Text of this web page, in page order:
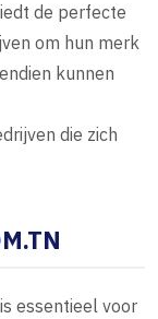
de perfecte
om hun merk
kunnen
die zich
essentieel voor